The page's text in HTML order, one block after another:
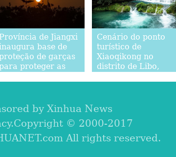
Província de Jiangxi
base de
de garças
proteger as
Cenário do ponto
turístico de
Xiaoqikong no
distrito de Libo,
by Xinhua News
© 2000-2017
All rights reserved.